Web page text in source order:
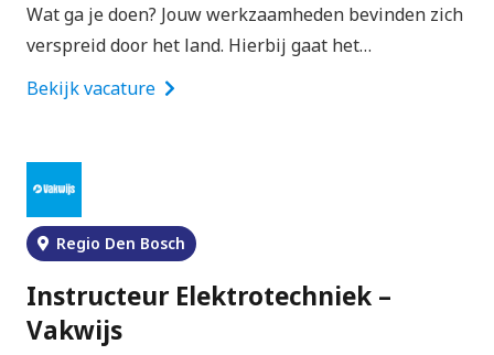
Wat ga je doen? Jouw werkzaamheden bevinden zich
verspreid door het land. Hierbij gaat het…
Bekijk vacature
Regio Den Bosch
Instructeur Elektrotechniek –
Vakwijs